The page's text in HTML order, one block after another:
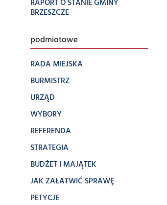
RAPORT O STANIE GMINY
BRZESZCZE
podmiotowe
RADA MIEJSKA
BURMISTRZ
URZĄD
WYBORY
REFERENDA
STRATEGIA
BUDŻET I MAJĄTEK
JAK ZAŁATWIĆ SPRAWĘ
PETYCJE